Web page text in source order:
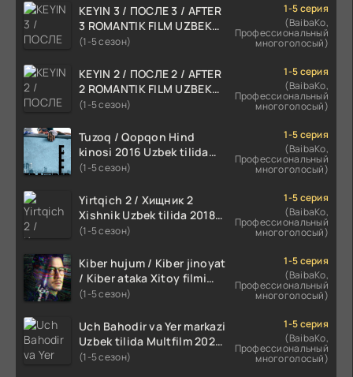
KEYIN 3 / ПОСЛЕ 3 / AFTER
3 ROMANTIK FILM UZBEK
TILIDA 2021 TARJIMA FILM
(1-5 сезон)
1-5 серия
(BaibaKo,
Профессиональный
многоголосый)
KEYIN 2 / ПОСЛЕ 2 / AFTER
2 ROMANTIK FILM UZBEK
TILIDA 2020 TARJIMA FILM
(1-5 сезон)
1-5 серия
(BaibaKo,
Профессиональный
многоголосый)
Tuzoq / Qopqon Hind
kinosi 2016 Uzbek tilida
tarjima film HD
(1-5 сезон)
1-5 серия
(BaibaKo,
Профессиональный
многоголосый)
Yirtqich 2 / Хищник 2
Xishnik Uzbek tilida 2018-
2024 O'zbekcha tarjima
(1-5 сезон)
1-5 серия
(BaibaKo,
Профессиональный
многоголосый)
Kiber hujum / Kiber jinoyat
/ Kiber ataka Xitoy filmi
Uzbek tilida O'zbekcha
HD skachat
(1-5 сезон)
1-5 серия
(BaibaKo,
Профессиональный
многоголосый)
Uch Bahodir va Yer markazi
Uzbek tilida Multfilm 2025
tarjima HD skachat
(1-5 сезон)
1-5 серия
(BaibaKo,
Профессиональный
многоголосый)